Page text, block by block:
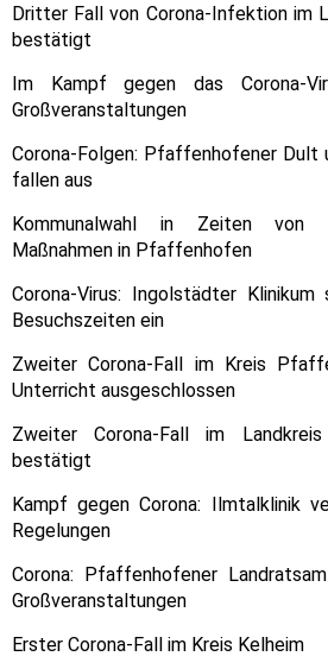
Dritter Fall von Corona-Infektion im
bestätigt
Im Kampf gegen das Corona-
Großveranstaltungen
Corona-Folgen: Pfaffenhofener Dult
fallen aus
Kommunalwahl in Zeiten von
Maßnahmen in Pfaffenhofen
Corona-Virus: Ingolstädter
Besuchszeiten ein
Zweiter Corona-Fall im Kreis
Unterricht ausgeschlossen
Zweiter Corona-Fall im
bestätigt
Kampf gegen Corona: Ilmtalklinik
Regelungen
Corona: Pfaffenhofener
Großveranstaltungen
Erster Corona-Fall im Kreis Kelheim